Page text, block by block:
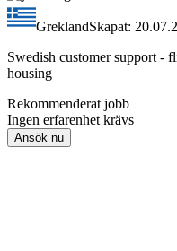
GreklandSkapat:
Swedish customer support -
housing
Rekommenderat jobb
Ingen erfarenhet krävs
Ansök nu